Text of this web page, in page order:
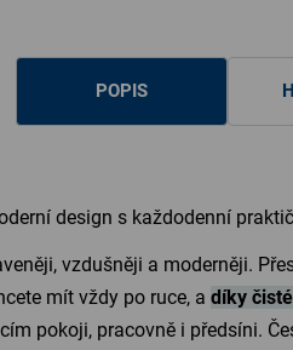
POPIS
design s každodenní
vzdušněji a moderněji.
mít vždy po ruce, a díky
pokoji, pracovně i předsíni.